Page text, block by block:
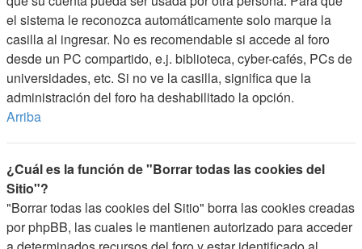
el sistema le reconozca automáticamente solo marque la
casilla al ingresar. No es recomendable si accede al foro
desde un PC compartido, e.j. biblioteca, cyber-cafés, PCs de
universidades, etc. Si no ve la casilla, significa que la
administración del foro ha deshabilitado la opción.
Arriba
¿Cuál es la función de "Borrar todas las cookies del
Sitio"?
"Borrar todas las cookies del Sitio" borra las cookies creadas
por phpBB, las cuales le mantienen autorizado para acceder